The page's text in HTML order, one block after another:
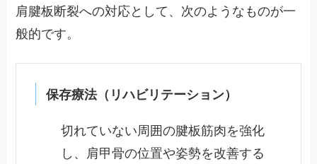
肩腱板断裂への対応として、次のようなものが一
般的です。
保存療法（リハビリテーション）
切れていない周囲の腱板筋肉を強化
し、肩甲骨の位置や姿勢を改善する